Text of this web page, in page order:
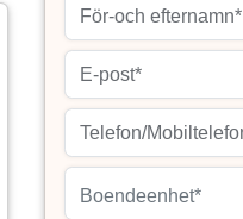
Boendeenhet*